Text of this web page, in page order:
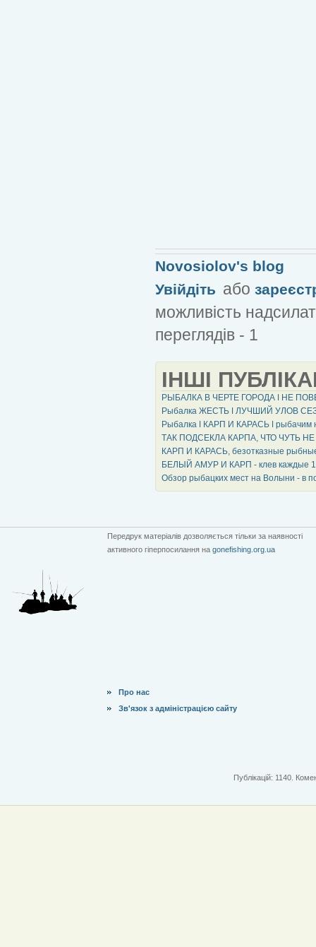
Novosiolov's blog
Увійдіть або
можливість
переглядів - 1
ІНШІ
РЫБАЛКА В ЧЕРТЕ ГОРОДА ǀ НЕ
Рыбалка ЖЕСТЬ ǀ ЛУЧШИЙ УЛОВ
Рыбалка ǀ КАРП И КАРАСЬ ǀ
ТАК ПОДСЕКЛА КАРПА, ЧТО ЧУТЬ
КАРП И КАРАСЬ, безотказные
БЕЛЫЙ АМУР И КАРП - клев каждые
Обзор рыбацких мест на Волыни - в
Передрук матеріалів дозволяється тільки за наявності
активного гіперпосилання на gonefishing.org.ua
Про нас
Зв'язок з адміністрацією сайту
Публікацій: 1140.